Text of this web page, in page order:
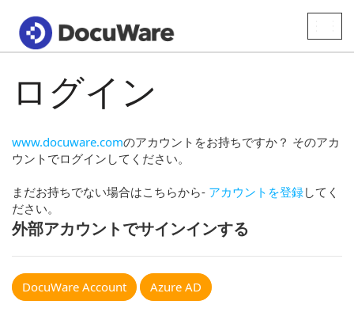
ログイン
www.docuware.comのアカウントをお持ちですか？ そのアカ
ウントでログインしてください。
まだお持ちでない場合はこちらから- アカウントを登録してく
ださい。
外部アカウントでサインインする
DocuWare Account Azure AD